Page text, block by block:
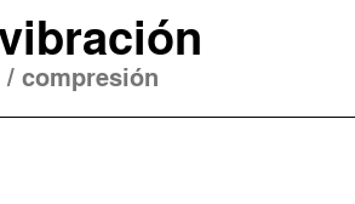
compresión